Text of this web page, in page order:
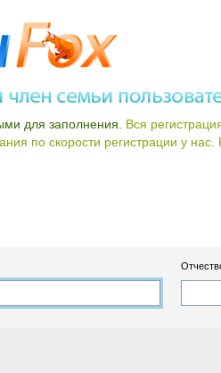
для заполнения. Вся
по скорости регистрации у нас.